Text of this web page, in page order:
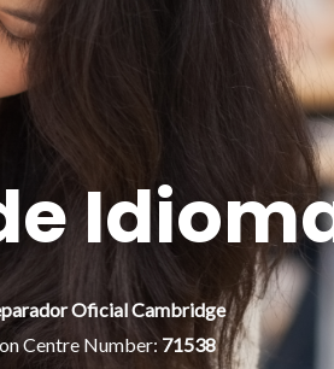
Oficial Cambridge
Centre Number:71538